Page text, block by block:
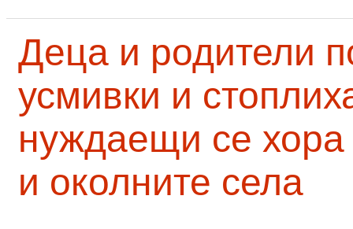
Деца и родители
усмивки и
нуждаещи се
и околните села